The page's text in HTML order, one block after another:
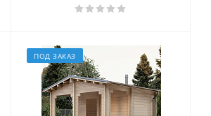
ПОД ЗАКАЗ